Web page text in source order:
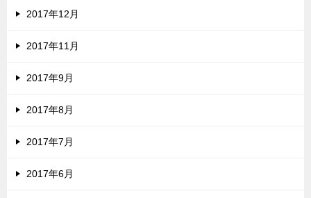
2017年12月
2017年11月
2017年9月
2017年8月
2017年7月
2017年6月